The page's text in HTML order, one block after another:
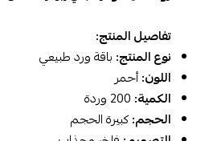
تفاصيل المنتج:
نوع المنتج: باقة ورد طبيعي
اللون:أحمر
الكمية:
الحجم:كبيرة الحجم